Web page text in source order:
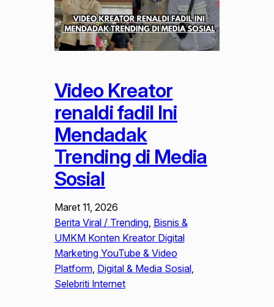
Video Kreator
renaldi fadil Ini
Mendadak
Trending di Media
Sosial
Maret 11, 2026
Berita Viral / Trending, Bisnis &
UMKM Konten Kreator Digital
Marketing YouTube & Video
Platform, Digital & Media Sosial
Selebriti Internet